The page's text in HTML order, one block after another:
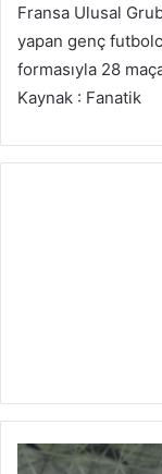
Fransa Ulusal
yapan genç
formasıyla 28
Kaynak : Fanatik